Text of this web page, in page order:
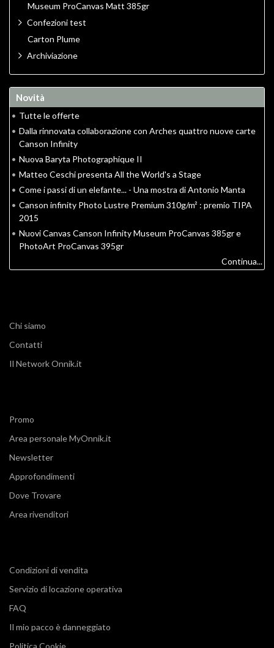
Museum ProCanvas Matt 385gr
Confezioni test
Carton Plume
Archiviazione
Novità
• Tutte le offerte
• Dalla rinnovata collaborazione con Arches quattro nuove carte
Canson Infinity
• Nuova Baryta Photographique II
• Matteo Ceschi presenta All the World's a Stage
• Come i passi di un elefante... - Una mostra di Antonio Manta
• Canson infinity Photo Lustre Premium 310g/m² : premio TIPA
2015
• Nuovi Canvas Canson Infinity Museum ProCanvas 385gr e
PhotoArt ProCanvas 395gr
Continua...
Chi siamo
Contatti
Il Network Onnik.it
Promo
Area personale MyOnnik.it
Newsletter
Approfondimenti
Dove Trovare
Area rivenditori
Condizioni di vendita
Servizio di locazione operativa
FAQ
Il mio pacco è danneggiato
Politica Cookie